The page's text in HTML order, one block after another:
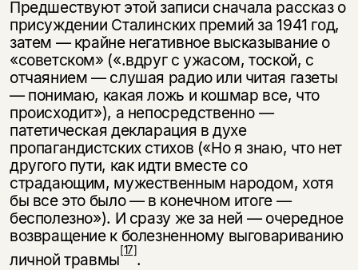
Предшествуют этой записи сначала рассказ о
присуждении Сталинских премий за 1941 год,
затем — крайне негативное высказывание о
«советском» («.вдруг с ужасом, тоской, с
отчаянием — слушая радио или читая газеты
— понимаю, какая ложь и кошмар все, что
происходит»), а непосредственно —
патетическая декларация в духе
пропагандистских стихов («Но я знаю, что нет
другого пути, как идти вместе со
страдающим, мужественным народом, хотя
бы все это было — в конечном итоге —
бесполезно»). И сразу же за ней — очередное
возвращение к болезненному выговариванию
личной травмы[17].